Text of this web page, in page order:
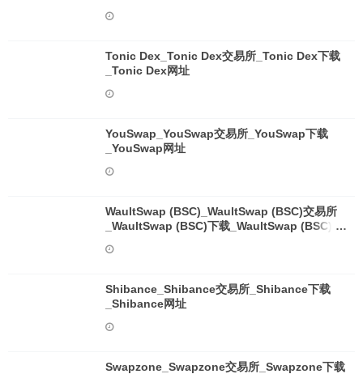
Tonic Dex_Tonic Dex交易所_Tonic Dex下载
_Tonic Dex网址
YouSwap_YouSwap交易所_YouSwap下载
_YouSwap网址
WaultSwap (BSC)_WaultSwap (BSC)交易所
_WaultSwap (BSC)下载_WaultSwap (BSC)网
Shibance_Shibance交易所_Shibance下载
_Shibance网址
Swapzone_Swapzone交易所_Swapzone下载